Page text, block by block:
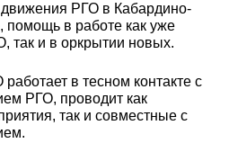
РГО в Кабардино-
помощь в работе как уже
так и в оркрытии новых.
в тесном контакте с
РГО, проводит как
так и совместные с